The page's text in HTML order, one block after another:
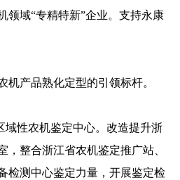
领域“专精特新”企业。支持永康
机产品熟化定型的引领标杆。
域性农机鉴定中心。改造提升浙
，整合浙江省农机鉴定推广站、
检测中心鉴定力量，开展鉴定检